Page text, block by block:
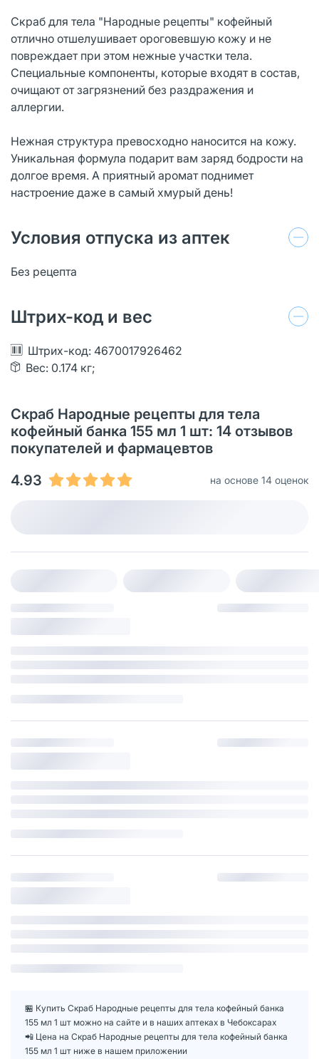
Скраб для тела "Народные рецепты" кофейный
отлично отшелушивает ороговевшую кожу и не
повреждает при этом нежные участки тела.
Специальные компоненты, которые входят в состав,
очищают от загрязнений без раздражения и
аллергии.
Нежная структура превосходно наносится на кожу.
Уникальная формула подарит вам заряд бодрости на
долгое время. А приятный аромат поднимет
настроение даже в самый хмурый день!
Условия отпуска из аптек
Без рецепта
Штрих-код и вес
Штрих-код: 4670017926462
Вес: 0.174 кг;
Скраб Народные рецепты для тела
кофейный банка 155 мл 1 шт: 14 отзывов
покупателей и фармацевтов
4.93
на основе 14 оценок
🏪 Купить Скраб Народные рецепты для тела кофейный банка
155 мл 1 шт можно на сайте и в наших аптеках в Чебоксарах
📲 Цена на Скраб Народные рецепты для тела кофейный банка
155 мл 1 шт ниже в нашем приложении